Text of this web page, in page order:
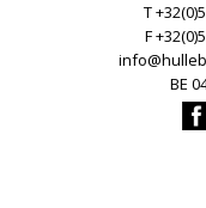
T
F
BE